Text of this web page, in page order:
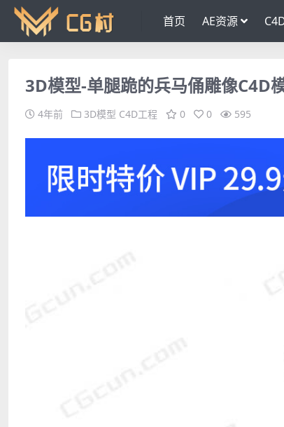
首页 AE资源
3D模型-单腿跪的兵马俑雕像C4D
4年前 3D模型 C4D工程 0 0 595